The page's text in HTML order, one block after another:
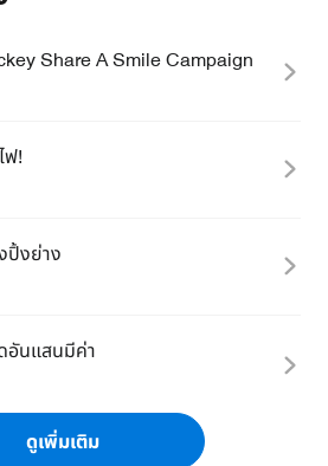
Share A Smile Campaign
ฟ!
ปิ้งย่าง
อันแสนมีค่า
ดูเพิ่มเติม